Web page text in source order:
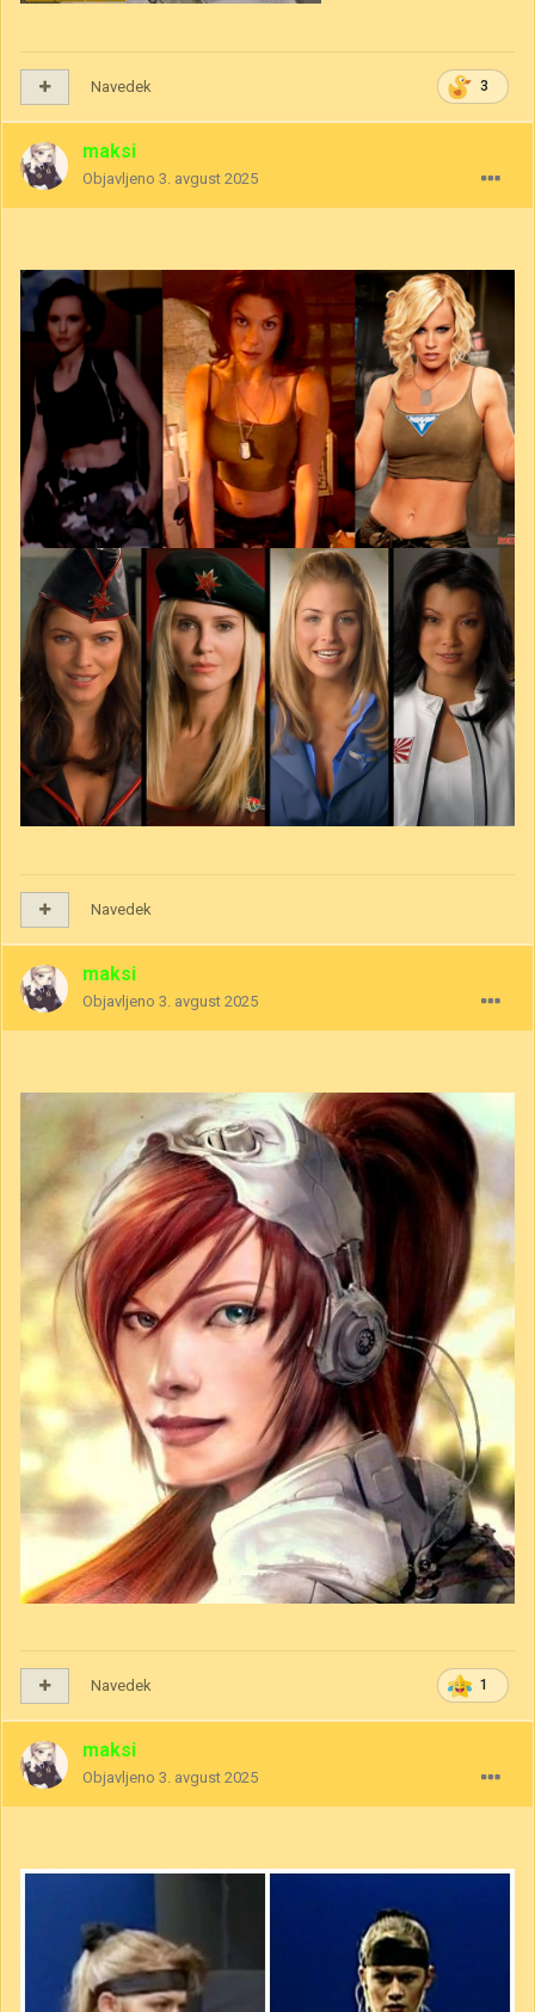
3
Navedek
maksi
Objavljeno 3. avgust 2025
Navedek
maksi
Objavljeno 3. avgust 2025
1
Navedek
maksi
Objavljeno 3. avgust 2025